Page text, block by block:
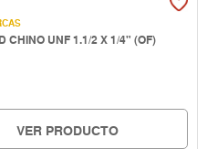
CHINO UNF 1.1/2 X 1/4" (OF)
VER PRODUCTO